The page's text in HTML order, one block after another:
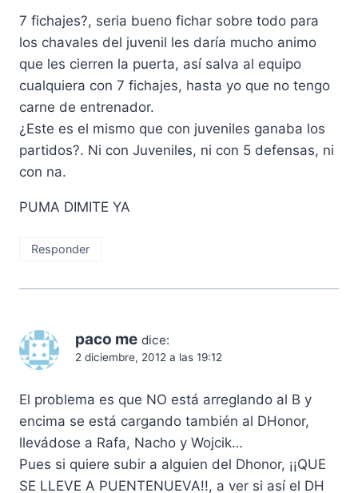
7 fichajes?, seria bueno fichar sobre todo para
los chavales del juvenil les daría mucho animo
que les cierren la puerta, así salva al equipo
cualquiera con 7 fichajes, hasta yo que no tengo
carne de entrenador.
¿Este es el mismo que con juveniles ganaba los
partidos?. Ni con Juveniles, ni con 5 defensas, ni
con na.
PUMA DIMITE YA
Responder
paco me dice:
2 diciembre, 2012 a las 19:12
El problema es que NO está arreglando al B y
encima se está cargando también al DHonor,
llevádose a Rafa, Nacho y Wojcik…
Pues si quiere subir a alguien del Dhonor, ¡¡QUE
SE LLEVE A PUENTENUEVA!!, a ver si así el DH